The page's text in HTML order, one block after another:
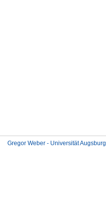
Gregor Weber - Universität Augsburg